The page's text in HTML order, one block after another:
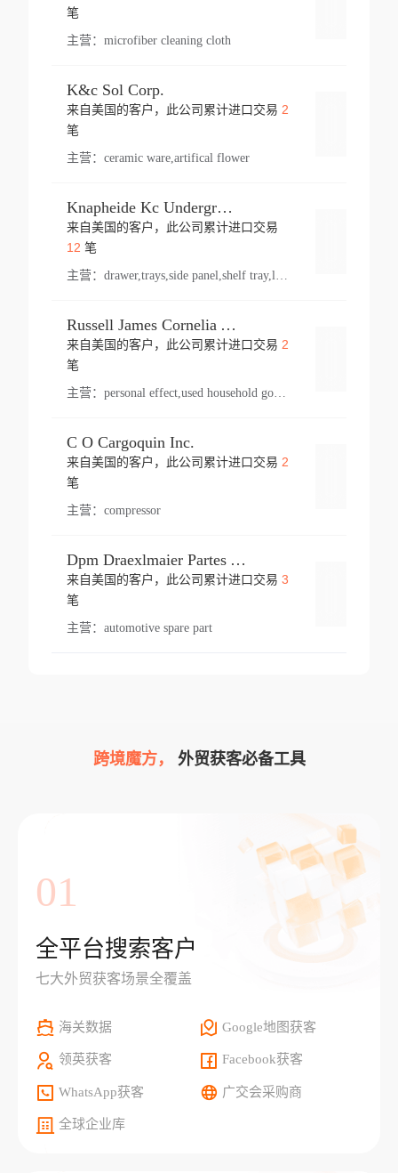
笔
主营： microfiber cleaning cloth
K&c Sol Corp.
来自美国的客户，此公司累计进口交易 2
笔
主营： ceramic ware,artifical flower
Knapheide Kc Underground
来自美国的客户，此公司累计进口交易
12 笔
主营：
Russell James Cornelia Arlington Va
来自美国的客户，此公司累计进口交易 2
笔
主营： personal effect,used household goods
C O Cargoquin Inc.
来自美国的客户，此公司累计进口交易 2
笔
主营： compressor
Dpm Draexlmaier Partes Automotrices Corr Ind Huejotzingo
来自美国的客户，此公司累计进口交易 3
笔
主营： automotive spare part
跨境魔方， 外贸获客必备工具
01
全平台搜索客户
七大外贸获客场景全覆盖
海关数据 Google地图获客
领英获客 Facebook获客
WhatsApp获客 广交会采购商
全球企业库